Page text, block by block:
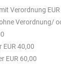
Verordnung
Verordnung/
EUR 40,00
EUR 60,00